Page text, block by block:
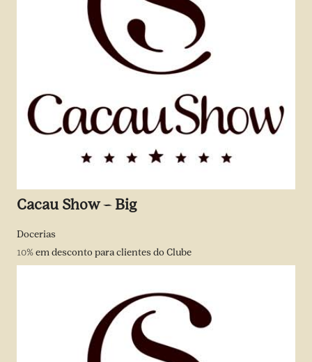
Cacau Show – Big
Docerias
10%em desconto para clientes do Clube